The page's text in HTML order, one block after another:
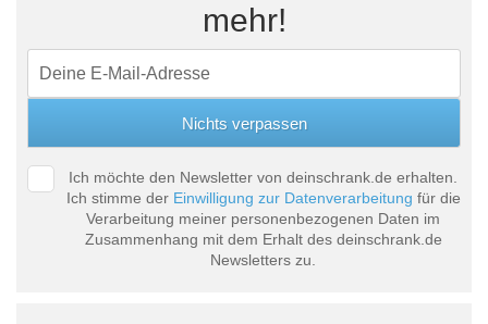
mehr!
Ich möchte den Newsletter von deinschrank.de erhalten.
Ich stimme der Einwilligung zur Datenverarbeitung für die
Verarbeitung meiner personenbezogenen Daten im
Zusammenhang mit dem Erhalt des deinschrank.de
Newsletters zu.